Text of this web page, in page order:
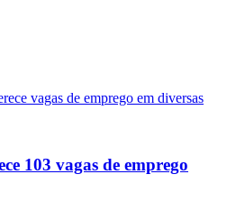
103 vagas de emprego